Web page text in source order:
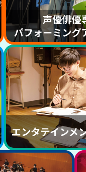
声優俳優
パフォーミング
エンタテインメ